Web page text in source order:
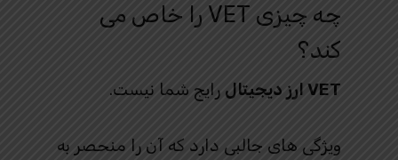
چه چیزی VET را خاص می
کند؟
VET ارز دیجیتال رایج شما نیست.
ویژگی های جالبی دارد که آن را منحصر به